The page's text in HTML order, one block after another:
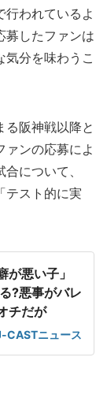
行われているよ
募したファンは
気分を味わうこ
阪神戦以降と
ァンの応募によ
について、
テスト的に実
が悪い子」
?悪事がバレ
チだが
CASTニュース